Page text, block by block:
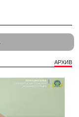
АРХИВ